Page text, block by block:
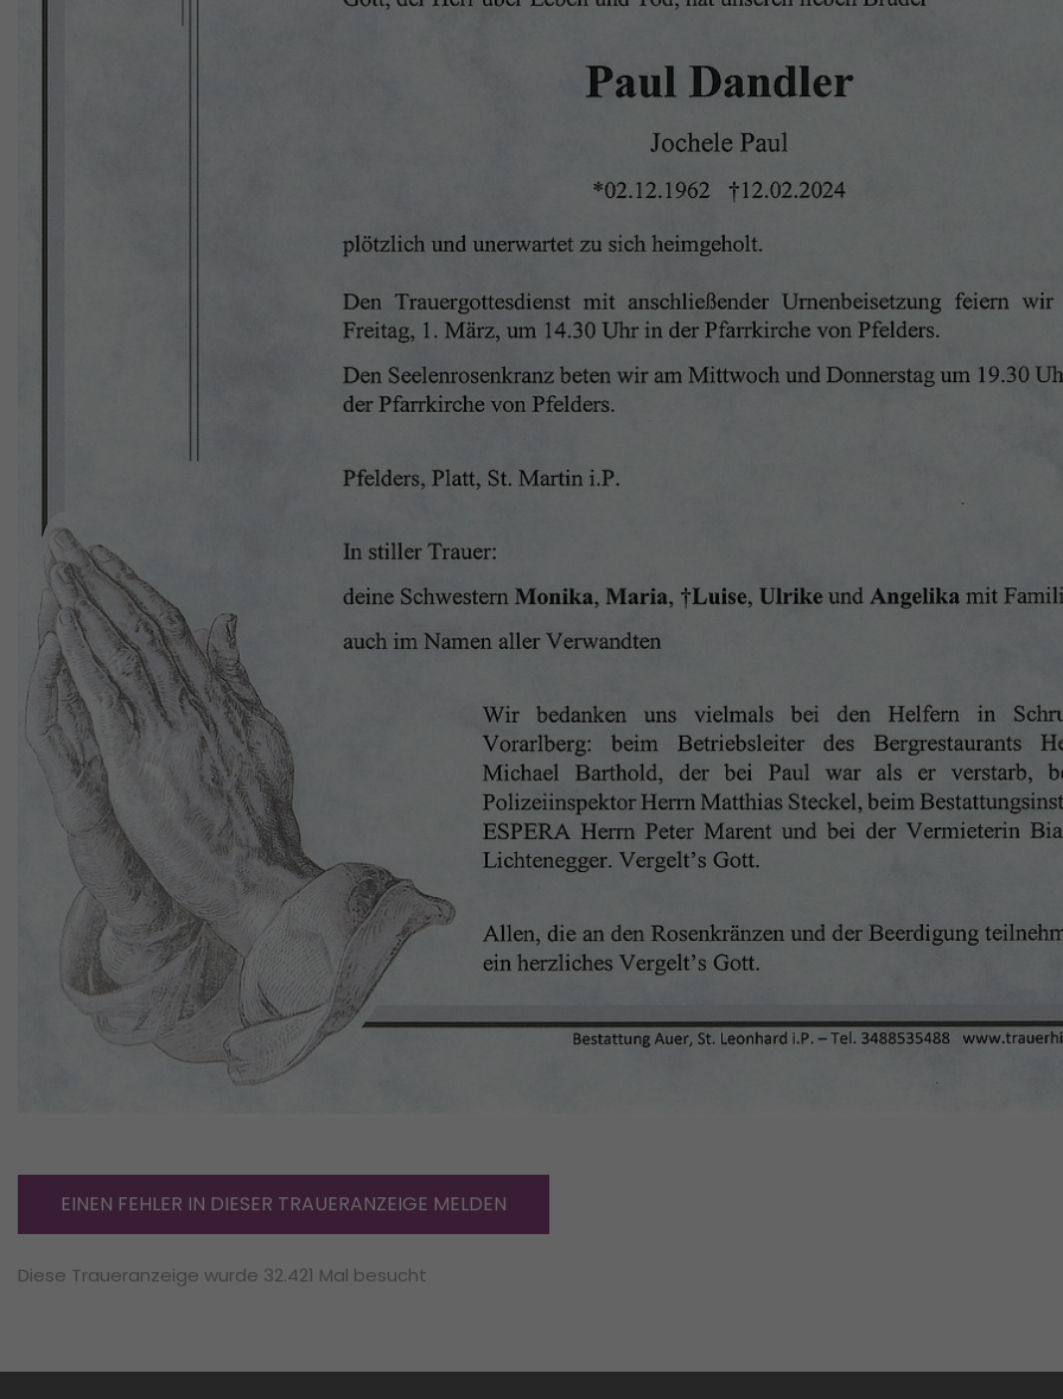
EINEN FEHLER IN DIESER TRAUERANZEIGE MELDEN
Diese Traueranzeige wurde 32.421 Mal besucht